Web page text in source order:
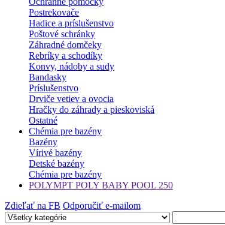
Postrekovače
Hadice a príslušenstvo
Poštové schránky
Záhradné domčeky
Rebríky a schodíky
Konvy, nádoby a sudy
Bandasky
Príslušenstvo
Drviče vetiev a ovocia
Hračky do záhrady a pieskoviská
Ostatné
Chémia pre bazény
Bazény
Vírivé bazény
Detské bazény
Chémia pre bazény
POLYMPT POLY BABY POOL 250
Zdieľať na FB Odporučiť e-mailom